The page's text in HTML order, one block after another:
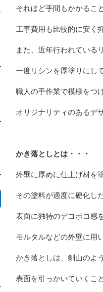
それほど手間もかかるこ
工事費用も比較的に安く
また、近年行われている
一度リシンを厚塗りにし
職人の手作業で模様をつ
オリジナリティのあるデ
かき落としとは・・・
外壁に厚めに仕上げ材を塗
その塗料が適度に硬化し
表面に独特のデコボコ感
モルタルなどの外壁に用
かき落としは、剣山のよ
表面を引っかいていくこ